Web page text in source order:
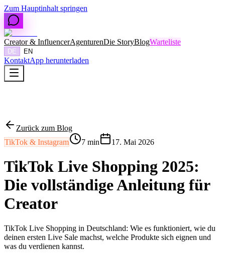
Zum Hauptinhalt springen
Creator & InfluencerAgenturenDie StoryBlogWarteliste
DE EN
KontaktApp herunterladen
Zurück zum Blog
TikTok & Instagram
7 min 17. Mai 2026
TikTok Live Shopping 2025:
Die vollständige Anleitung für
Creator
TikTok Live Shopping in Deutschland: Wie es funktioniert, wie du
deinen ersten Live Sale machst, welche Produkte sich eignen und
was du verdienen kannst.